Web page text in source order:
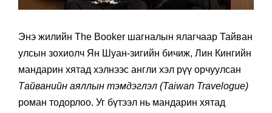
Энэ жилийн The Booker шагналын ялагчаар Тайван
улсын зохиолч Ян Шуан-зигийн бичиж, Лин Кингийн
мандарин хятад хэлнээс англи хэл рүү орчуулсан
Тайванийн аяллын тэмдэглэл (Taiwan Travelogue)
роман тодорлоо. Уг бүтээл нь мандарин хятад